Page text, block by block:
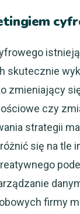
skutecznie
zmieniający
czy
strategii
się na tle
firmy